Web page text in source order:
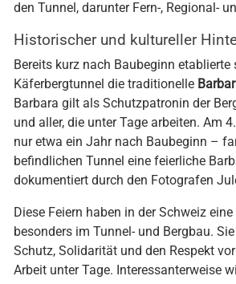
den Tunnel, darunter Fern-, Regional-
Historischer und kultureller
Bereits kurz nach Baubeginn etablierte
Käferbergtunnel die traditionelle
Barbara gilt als Schutzpatronin der
und aller, die unter Tage arbeiten. Am
nur etwa ein Jahr nach Baubeginn –
befindlichen Tunnel eine feierliche
dokumentiert durch den Fotografen
Diese Feiern haben in der Schweiz
besonders im Tunnel- und Bergbau.
Schutz, Solidarität und den Respekt
Arbeit unter Tage. Interessanterweise